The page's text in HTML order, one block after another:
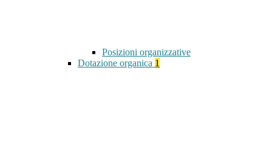
Posizioni organizzative
Dotazione organica 1